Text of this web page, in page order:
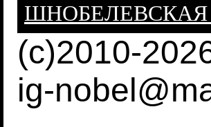
(c)2010-
ig-